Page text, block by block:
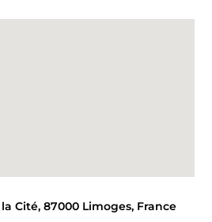
Cité, 87000 Limoges, France